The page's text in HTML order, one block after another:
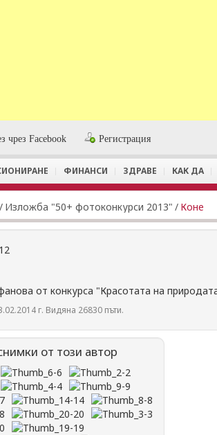
чрез Facebook Регистрация
ФИНАНСИ ЗДРАВЕ КАК ДА
/ Изложба "50+ фотоконкурси 2013" / Коне
от конкурса "Красотата на
г. Видяна 26830 пъти.
от този автор